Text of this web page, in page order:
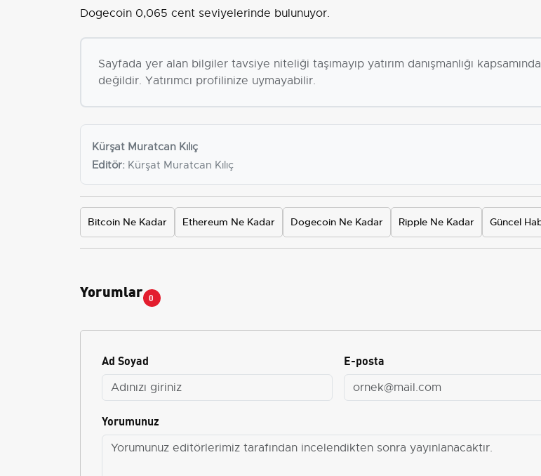
Dogecoin 0,065 cent seviyelerinde bulunuyor.
Sayfada yer alan bilgiler tavsiye niteliği taşımayıp yatırım danışmanlığı kapsamında
değildir. Yatırımcı profilinize uymayabilir.
Kürşat Muratcan Kılıç
Editör: Kürşat Muratcan Kılıç
Bitcoin Ne Kadar Ethereum Ne Kadar Dogecoin Ne Kadar Ripple Ne Kadar Güncel
Yorumlar 0
Ad Soyad E-posta
Yorumunuz